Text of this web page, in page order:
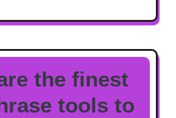
the finest
tools to